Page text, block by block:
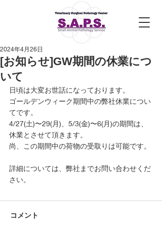
[お知らせ]GW期間の休業につ
いて
2024年4月26日
日頃は大変お世話になっております。
ゴールデンウィーク期間中の弊社休業につい
てです。
4/27(土)〜29(月)、5/3(金)〜6(月)の期間は、
休業とさせて頂きます。
尚、この期間中の荷物の受取りは可能です。
詳細については、弊社までお問い合わせくだ
さい。
コメント